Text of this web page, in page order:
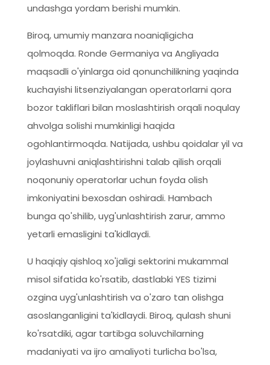
undashga yordam berishi mumkin.
Biroq, umumiy manzara noaniqligicha
qolmoqda. Ronde Germaniya va Angliyada
maqsadli o'yinlarga oid qonunchilikning yaqinda
kuchayishi litsenziyalangan operatorlarni qora
bozor takliflari bilan moslashtirish orqali noqulay
ahvolga solishi mumkinligi haqida
ogohlantirmoqda. Natijada, ushbu qoidalar yil va
joylashuvni aniqlashtirishni talab qilish orqali
noqonuniy operatorlar uchun foyda olish
imkoniyatini bexosdan oshiradi. Hambach
bunga qo'shilib, uyg'unlashtirish zarur, ammo
yetarli emasligini ta'kidlaydi.
U haqiqiy qishloq xo'jaligi sektorini mukammal
misol sifatida ko'rsatib, dastlabki YES tizimi
ozgina uyg'unlashtirish va o'zaro tan olishga
asoslanganligini ta'kidlaydi. Biroq, qulash shuni
ko'rsatdiki, agar tartibga soluvchilarning
madaniyati va ijro amaliyoti turlicha bo'lsa,